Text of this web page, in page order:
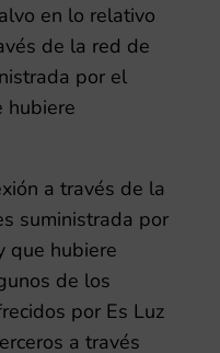
en lo relativo
de la red de
por el
hubiere
a través de la
suministrada por
que hubiere
de los
por Es Luz
a través